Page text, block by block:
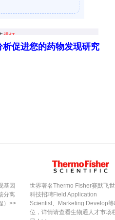
色质可及性。BAF60c表
因子的转录活性。
肌纤维选择性减少和慢缩
这些调控轴优先维持慢
BAF60c通过与转录因子
解代谢和线粒体生物合
酶CARM1通过修饰
PGC-1α）及其下游线粒
促进您的药物发现研究
基因
分离
）>>
世界著名Thermo Fisher赛默飞
科技招聘Field Application
Scientist、Marketing Develop等
位，详情请查看生物通人才市场